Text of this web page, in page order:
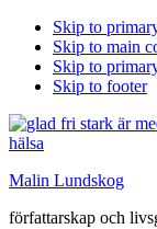
Skip to
Skip to main
Skip to
Skip to footer
Malin Lundskog
författarskap och